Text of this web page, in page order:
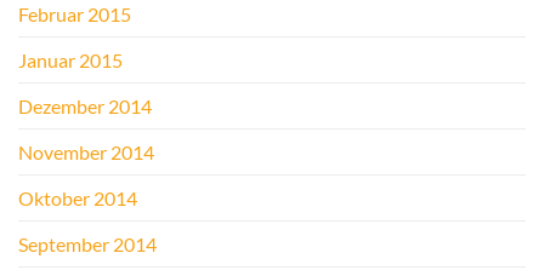
Februar 2015
Januar 2015
Dezember 2014
November 2014
Oktober 2014
September 2014